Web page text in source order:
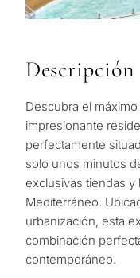
Descripción
Descubra el
impresionante
perfectamente
solo unos minutos
exclusivas tiendas y
Mediterráneo.
urbanización, esta
combinación
contemporáneo.